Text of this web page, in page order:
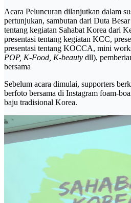
Acara Peluncuran dilanjutkan dalam
pertunjukan, sambutan dari Duta
tentang kegiatan Sahabat Korea dari
presentasi tentang kegiatan KCC,
presentasi tentang KOCCA, mini
POP, K-Food, K-beauty dll),
bersama
Sebelum acara dimulai, supporters
berfoto bersama di Instagram foam-
baju tradisional Korea.